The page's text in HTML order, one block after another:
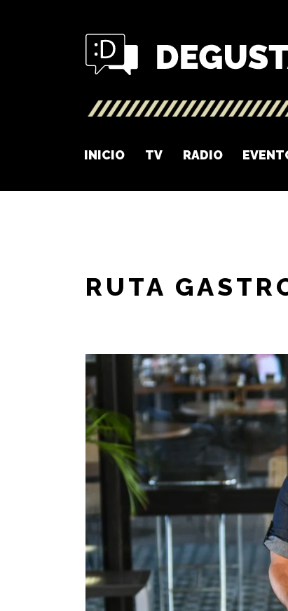
INICIO TV RADIO
RUTA